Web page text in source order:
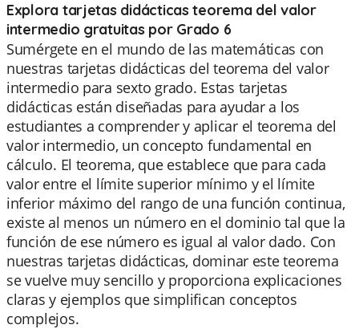
Explora tarjetas didácticas teorema del valor
intermedio gratuitas por Grado 6
Sumérgete en el mundo de las matemáticas con
nuestras tarjetas didácticas del teorema del valor
intermedio para sexto grado. Estas tarjetas
didácticas están diseñadas para ayudar a los
estudiantes a comprender y aplicar el teorema del
valor intermedio, un concepto fundamental en
cálculo. El teorema, que establece que para cada
valor entre el límite superior mínimo y el límite
inferior máximo del rango de una función continua,
existe al menos un número en el dominio tal que la
función de ese número es igual al valor dado. Con
nuestras tarjetas didácticas, dominar este teorema
se vuelve muy sencillo y proporciona explicaciones
claras y ejemplos que simplifican conceptos
complejos.